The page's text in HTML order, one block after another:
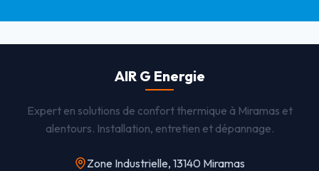
AIR G Energie
Expert en solutions de confort thermique à Miramas et
alentours. Installation, entretien et dépannage.
Zone Industrielle, 13140 Miramas